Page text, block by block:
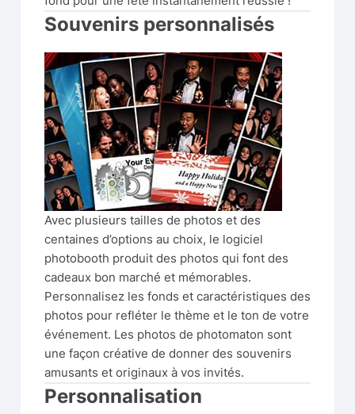
Souvenirs personnalisés
Avec plusieurs tailles de photos et des
centaines d’options au choix, le logiciel
photobooth produit des photos qui font des
cadeaux bon marché et mémorables.
Personnalisez les fonds et caractéristiques des
photos pour refléter le thème et le ton de votre
événement. Les photos de photomaton sont
une façon créative de donner des souvenirs
amusants et originaux à vos invités.
Personnalisation